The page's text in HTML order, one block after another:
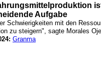
Aufgabe
Schwierigkeiten mit den
zu steigern", sagte Morales
Granma